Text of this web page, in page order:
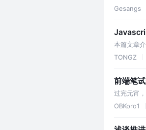
是声明了
Gesangs
本篇文章
刻理解了
TONGZ
前端笔
过完元宵
久没写了
OBKoro1